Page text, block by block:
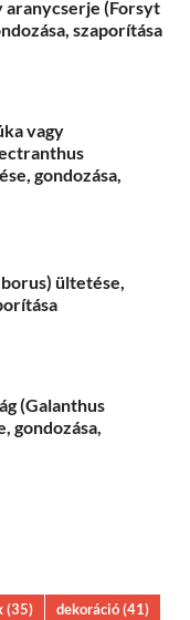
aranycserje (Forsyt
szaporítása
vagy
gondozása,
ültetése,
(Galanthus
gondozása,
(35) dekoráció(41)